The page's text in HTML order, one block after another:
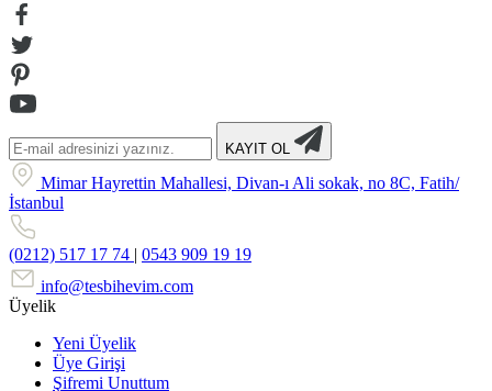
KAYIT OL
Mimar Hayrettin Mahallesi, Divan-ı Ali sokak, no 8C, Fatih/
İstanbul
(0212) 517 17 74 | 0543 909 19 19
info@tesbihevim.com
Üyelik
Yeni Üyelik
Üye Girişi
Şifremi Unuttum